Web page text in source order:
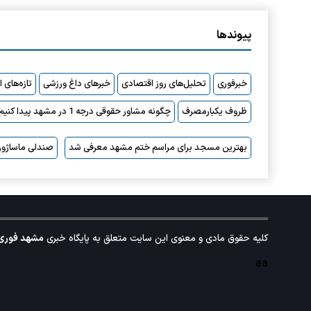
پیوندها
خبرفوری تحلیل‌های روز اقتصادی خبرهای داغ ورزشی تازه‌های
ظروف یکبارمصرف
چگونه مشاور حقوقی درجه 1 در مشهد پیدا کنیم؟
بهترین مسجد برای مراسم ختم مشهد معرفی شد صندلی
کلیه حقوق مادی و معنوی این سایت متعلق به پایگاه خبریمشهد
aa